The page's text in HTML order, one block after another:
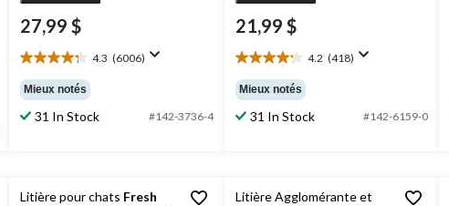
27,99 $
4.3 (6006)
4.3
étoile(s)
sur
5.
Mieux notés
31 In Stock #142-3736-4
21,99 $
4.2 (418)
4.2
étoile(s)
sur
5.
Mieux notés
31 In Stock #142-6159-0
Litière pour chats Fresh
Litière Agglomérante et